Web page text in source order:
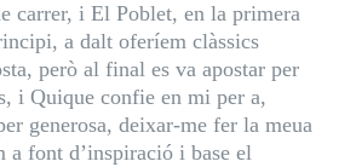
carrer, i El Poblet, en la primera
a dalt oferíem clàssics
però al final es va apostar per
i Quique confie en mi per a,
generosa, deixar-me fer la meua
a font d’inspiració i base el